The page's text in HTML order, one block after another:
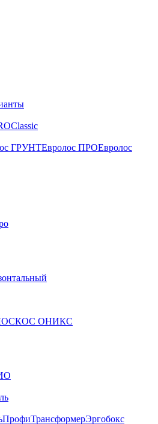
Classic
ГРУНТЕвролос ПРОЕвролос
КОС ОНИКС
ПрофиТрансформерЭргобокс